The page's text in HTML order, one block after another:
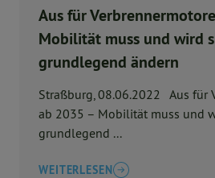
Aus für
Mobilität muss und wird
grundlegend ändern
Straßburg, 08.06.2022 Aus für
ab 2035 – Mobilität muss und
grundlegend ...
WEITERLESEN